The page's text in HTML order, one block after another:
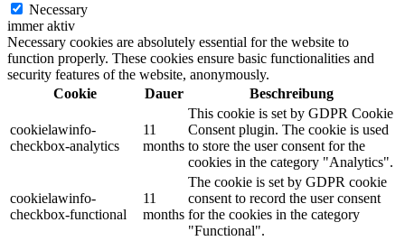
Necessary
immer aktiv
Necessary cookies are absolutely essential for the website to
function properly. These cookies ensure basic functionalities and
security features of the website, anonymously.
Cookie
Dauer Beschreibung
cookielawinfo-
checkbox-analytics
11
months
This cookie is set by GDPR Cookie
Consent plugin. The cookie is used
to store the user consent for the
cookies in the category "Analytics".
cookielawinfo-
checkbox-functional
11
months
The cookie is set by GDPR cookie
consent to record the user consent
for the cookies in the category
"Functional".